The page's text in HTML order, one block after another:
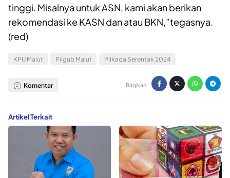
tinggi. Misalnya untuk ASN, kami akan berikan
rekomendasi ke KASN dan atau BKN,”tegasnya.
(red)
KPU Malut Pilgub Malut Pilkada Serentak 2024
Komentar Bagikan:
Artikel Terkait